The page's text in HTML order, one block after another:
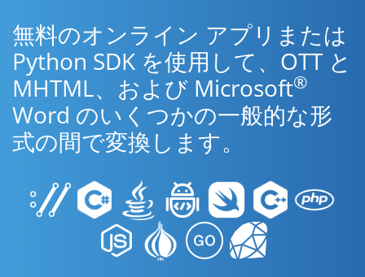
無料のオンライン アプリまたは
Python SDK を使用して、OTT と
MHTML、および Microsoft®
Word のいくつかの一般的な形
式の間で変換します。